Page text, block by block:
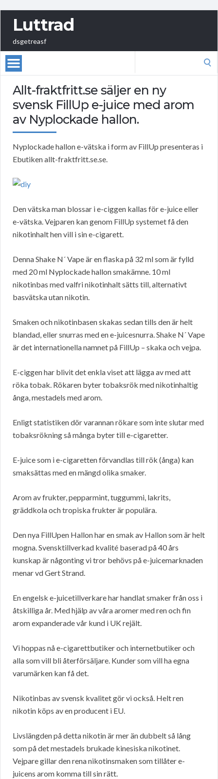
Luttrad
dsgetreasf
Allt-fraktfritt.se säljer en ny
svensk FillUp e-juice med arom
av Nyplockade hallon.
Nyplockade hallon e-vätska i form av FillUp presenteras i
Ebutiken allt-fraktfritt.se.se.
Den vätska man blossar i e-ciggen kallas för e-juice eller
e-vätska. Vejparen kan genom FillUp systemet få den
nikotinhalt hen vill i sin e-cigarett.
Denna Shake N´ Vape är en flaska på 32 ml som är fylld
med 20 ml Nyplockade hallon smakämne. 10 ml
nikotinbas med valfri nikotinhalt sätts till, alternativt
basvätska utan nikotin.
Smaken och nikotinbasen skakas sedan tills den är helt
blandad, eller snurras med en e-juicesnurra. Shake N´ Vape
är det internationella namnet på FillUp – skaka och vejpa.
E-ciggen har blivit det enkla viset att lägga av med att
röka tobak. Rökaren byter tobaksrök med nikotinhaltig
ånga, mestadels med arom.
Enligt statistiken dör varannan rökare som inte slutar med
tobaksrökning så många byter till e-cigaretter.
E-juice som i e-cigaretten förvandlas till rök (ånga) kan
smaksättas med en mängd olika smaker.
Arom av frukter, pepparmint, tuggummi, lakrits,
gräddkola och tropiska frukter är populära.
Den nya FillUpen Hallon har en smak av Hallon som är helt
mogna. Svensktillverkad kvalité baserad på 40 års
kunskap är någonting vi tror behövs på e-juicemarknaden
menar vd Gert Strand.
En engelsk e-juicetillverkare har handlat smaker från oss i
åtskilliga år. Med hjälp av våra aromer med ren och fin
arom expanderade vår kund i UK rejält.
Vi hoppas nå e-cigarettbutiker och internetbutiker och
alla som vill bli återförsäljare. Kunder som vill ha egna
varumärken kan få det.
Nikotinbas av svensk kvalitet gör vi också. Helt ren
nikotin köps av en producent i EU.
Livslängden på detta nikotin är mer än dubbelt så lång
som på det mestadels brukade kinesiska nikotinet.
Vejpare gillar den rena nikotinsmaken som tillåter e-
juicens arom komma till sin rätt.